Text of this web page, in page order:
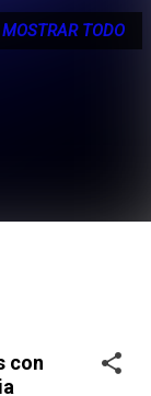
MOSTRAR TODO
con